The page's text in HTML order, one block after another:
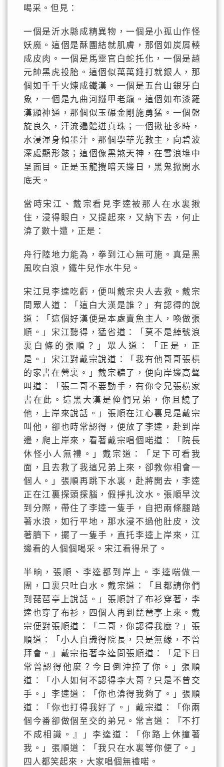
喝采。但見：
一個是沂水縣成精異物，一個是小孤山作怪
妖魔。這個是酥團結就肌膚，那個如炭屑輳
成皮肉。一個是馬靈官白蛇托化，一個是趙
元帥黑虎投胎。這個似萬萬錘打就銀人，那
個如千千火煉成鐵漢。一個是五台山銀牙白
象，一個是九曲河鐵甲老龍。這個如布漆羅
漢顯神通，那個似玉碾金剛施勇猛。一個盤
旋良久，汗流遍體迸真珠；一個揪扯多時，
水浸渾身傾墨汁。那個學華光教主，向碧波
深處顯形骸；這個像黑煞天神，在雪浪堆中
呈面目。正是玉龍攪暗天邊日，黑鬼掀開水
底天。
當時宋江、戴宗看見李逵被那人在水裏揪
住，浸得眼白，又提起來，又納下去，何止
渰了數十遭，正是：
舟行陸地力能為，拳到江心無可施。真是黑
風吹白浪，鐵牛兒作水牛兒。
宋江見李逵吃虧，便叫戴宗央人去救。戴宗
問眾人道：「這白大漢是誰？」有認得的說
道：「這個好漢便是本處賣魚主人，喚做張
順。」宋江聽得，猛省道：「莫不是綽號浪
裏白條的張順？」眾人道：「正是，正
是。」宋江對戴宗說道：「我有他哥哥張橫
的家書在營裏。」戴宗聽了，便向岸邊高聲
叫道：「張二哥不要動手，有你令兄張橫家
書在此。這黑大漢是俺們兄弟，你且饒了
他，上岸來說話。」張順在江心裏見是戴宗
叫他，卻也時常認得，便放了李逵，赴到岸
邊，爬上岸來，看著戴宗唱個喏道：「院長
休怪小人無禮。」戴宗道：「足下可看我
面，且去救了我這兄弟上來，卻教你相會一
個人。」張順再跳下水裏，赴將開去，李逵
正在江裏探頭探腦，假掙扎汶水。張順早汶
到分際，帶住了李逵一隻手，自把兩條腿踏
著水浪，如行平地，那水浸不過他肚皮，汶
著臍下，擺了一隻手，直托李逵上岸來，江
邊看的人個個喝采。宋江看得呆了。
半晌，張順、李逵都到岸上。李逵喘做一
團，口裏只吐白水。戴宗道：「且都請你們
到琵琶亭上說話。」張順討了布衫穿著，李
逵也穿了布衫，四個人再到琵琶亭上來。戴
宗便對張順道：「二哥，你認得我麼？」張
順道：「小人自識得院長，只是無緣，不曾
拜會。」戴宗指著李逵問張順道：「足下日
常曾認得他麼？今日倒沖撞了你。」張順
道：「小人如何不認得李大哥？只是不曾交
手。」李逵道：「你也渰得我夠了。」張順
道：「你也打得我好了。」戴宗道：「你兩
個今番卻做個至交的弟兄。常言道：『不打
不成相識。』」李逵道：「你路上休撞著
我。」張順道：「我只在水裏等你便了。」
四人都笑起來，大家唱個無禮喏。